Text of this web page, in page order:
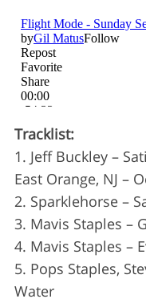
Tracklist:
1. Jeff Buckley –
East Orange, NJ –
2. Sparklehorse –
3. Mavis Staples –
4. Mavis Staples –
5. Pops Staples,
Water